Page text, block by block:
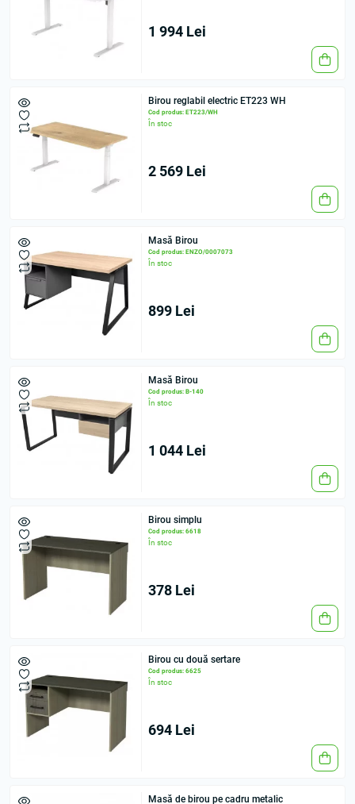
1 994 Lei
Birou reglabil electric ET223 WH
Cod produs: ET223/WH
În stoc
2 569 Lei
Masă Birou
Cod produs: ENZO/0007073
În stoc
899 Lei
Masă Birou
Cod produs: B-140
În stoc
1 044 Lei
Birou simplu
Cod produs: 6618
În stoc
378 Lei
Birou cu două sertare
Cod produs: 6625
În stoc
694 Lei
Masă de birou pe cadru metalic